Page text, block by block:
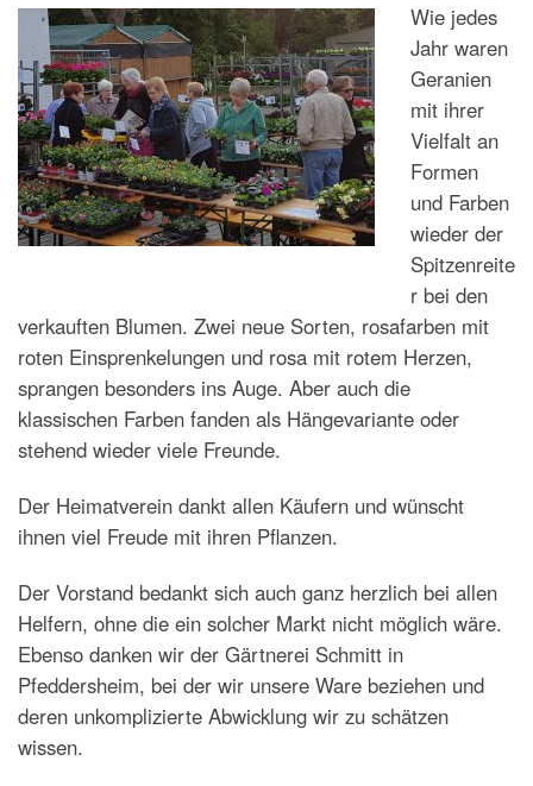
Wie jedes
Jahr waren
Geranien
mit ihrer
Vielfalt an
Formen
und Farben
wieder der
Spitzenreite
r bei den
verkauften Blumen. Zwei neue Sorten, rosafarben mit
roten Einsprenkelungen und rosa mit rotem Herzen,
sprangen besonders ins Auge. Aber auch die
klassischen Farben fanden als Hängevariante oder
stehend wieder viele Freunde.
Der Heimatverein dankt allen Käufern und wünscht
ihnen viel Freude mit ihren Pflanzen.
Der Vorstand bedankt sich auch ganz herzlich bei allen
Helfern, ohne die ein solcher Markt nicht möglich wäre.
Ebenso danken wir der Gärtnerei Schmitt in
Pfeddersheim, bei der wir unsere Ware beziehen und
deren unkomplizierte Abwicklung wir zu schätzen
wissen.